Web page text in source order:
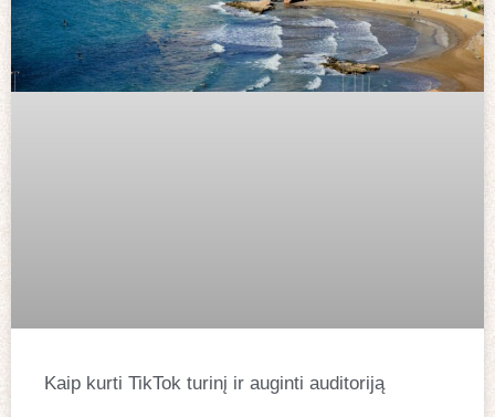
Kaip kurti TikTok turinį ir auginti auditoriją